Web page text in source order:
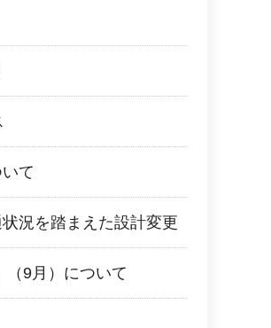
て
況を踏まえた設計変更
（9月）について